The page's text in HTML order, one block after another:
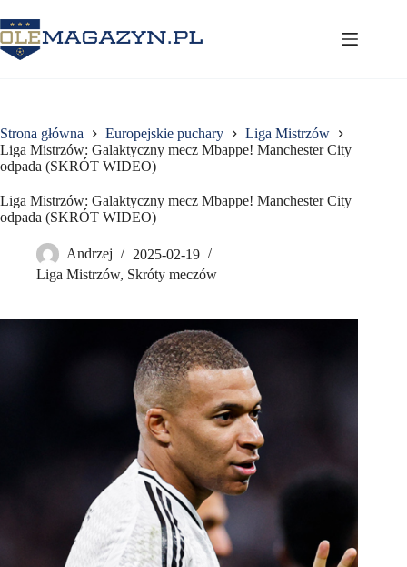
do
treści
Strona główna Europejskie puchary
Liga Mistrzów
Liga Mistrzów: Galaktyczny mecz Mbappe! Manchester City
odpada (SKRÓT WIDEO)
Liga Mistrzów: Galaktyczny mecz Mbappe! Manchester City
odpada (SKRÓT WIDEO)
Andrzej
2025-02-19
Liga Mistrzów, Skróty meczów